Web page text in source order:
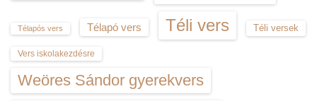
Télapós vers Télapó vers Téli vers Téli versek
Vers iskolakezdésre
Weöres Sándor gyerekvers